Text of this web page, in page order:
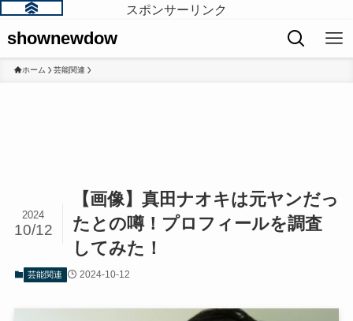
スポンサーリンク
shownewdow
ホーム 芸能関連
【画像】真田ナオキは元ヤンだっ
たとの噂！プロフィールを調査
してみた！
2024
10/12
芸能関連 2024-10-12